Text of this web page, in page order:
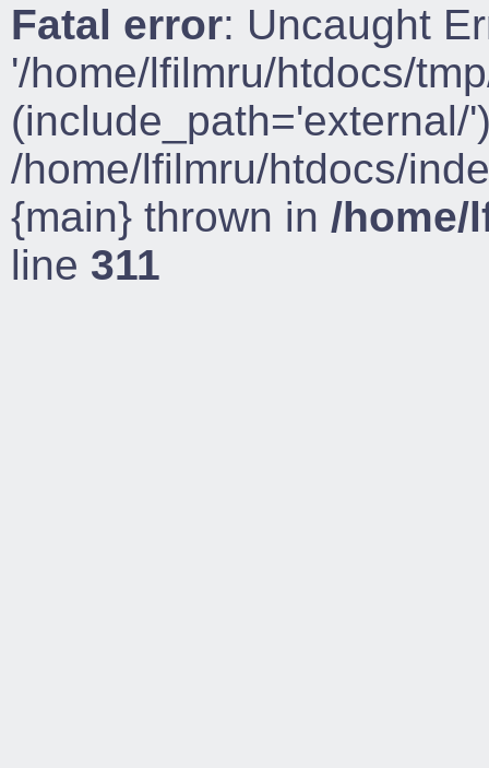
Fatal error: Uncaught
'/home/lfilmru/htdocs/
(include_path='external/
/home/lfilmru/htdocs/
{main} thrown in /home/
line 311